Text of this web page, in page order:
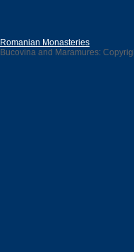
Romanian Monasteries
Bucovina and Maramures: